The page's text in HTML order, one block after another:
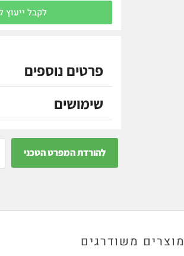
לקבל ייעוץ
פרטים נוספים
שימושים
להורדת המפרט הטכני
מוצרים משודרגים